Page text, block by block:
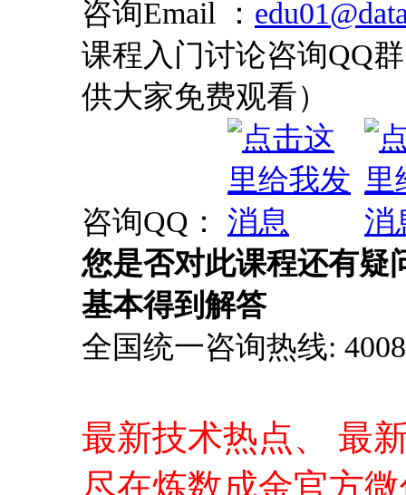
咨询QQ：
您是否对此课程还有
基本得到解答
全国统一咨询热线:
最新技术热点、 最
尽在炼数成金官方
就梦想！欢迎关注！
信账户，不容错过